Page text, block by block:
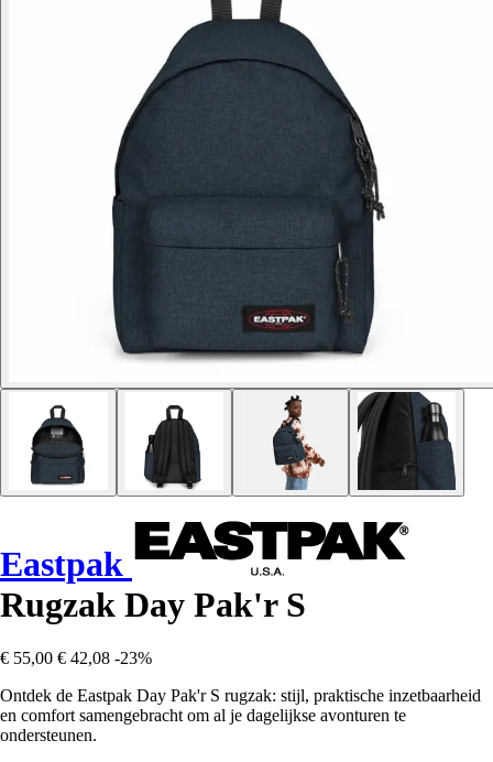
Eastpak
Rugzak Day Pak'r S
€ 55,00 € 42,08 -23%
Ontdek de Eastpak Day Pak'r S rugzak: stijl, praktische inzetbaarheid
en comfort samengebracht om al je dagelijkse avonturen te
ondersteunen.